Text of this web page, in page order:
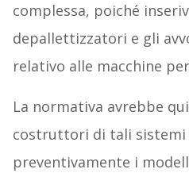
complessa, poiché
depallettizzatori e gli
relativo alle macchine
La normativa avrebbe
costruttori di tali sistemi
preventivamente i